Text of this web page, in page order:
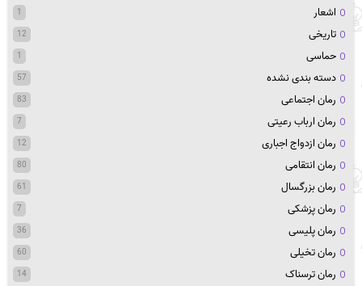
اشعار 1
تاریخی 12
حماسی 1
دسته بندی نشده 57
رمان اجتماعی 83
رمان ارباب رعیتی 7
رمان ازدواج اجباری 12
رمان انتقامی 80
رمان بزرگسال 61
رمان پزشکی 7
رمان پلیسی 36
رمان تخیلی 60
رمان ترسناک 14